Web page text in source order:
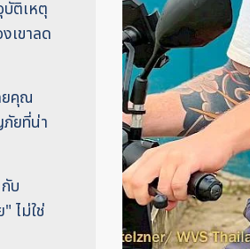
บัติเหตุ
เขาลด
ยคุณ
ยที่น่า
บ
ไม่ใช่